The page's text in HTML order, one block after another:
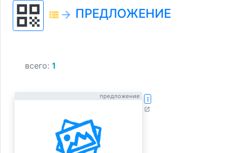
qr_code view_list arrow_forward ПРЕДЛОЖЕНИЕ
всего: 1
предложение more_vert
open_in_new